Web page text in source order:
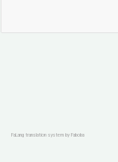
FaLang translation system by Faboba